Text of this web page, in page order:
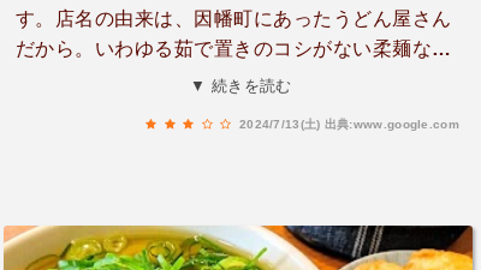
す。店名の由来は、因幡町にあったうどん屋さん
だから。いわゆる茹で置きのコシがない柔麺なの
で、讃岐系のコシが強いうどんが好きな方にはお
せん。いつも丸天とか肉をを頼んでいます。
▼ 続きを読む
2024/7/13(土) 出典:www.google.com